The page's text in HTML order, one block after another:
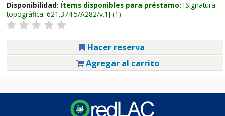
Disponibilidad: Ítems disponibles para préstamo: Signatura
topográfica: 621.374.5/A282/v.1 (1).
Hacer reserva
Agregar al carrito